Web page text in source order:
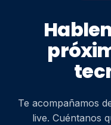
Te acompañamos
live. Cuéntanos